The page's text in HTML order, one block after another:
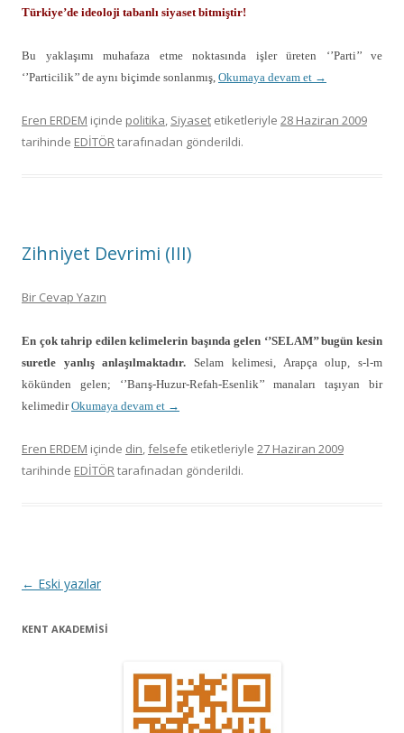
Türkiye’de ideoloji tabanlı siyaset bitmiştir!
Bu yaklaşımı muhafaza etme noktasında işler üreten ‘’Parti’’ ve
‘’Particilik’’ de aynı biçimde sonlanmış, Okumaya devam et →
Eren ERDEM içinde politika, Siyaset etiketleriyle 28 Haziran 2009
tarihinde EDİTÖRtarafınadan gönderildi.
Zihniyet Devrimi (III)
Bir Cevap Yazın
En çok tahrip edilen kelimelerin başında gelen ‘’SELAM’’ bugün kesin
suretle yanlış anlaşılmaktadır. Selam kelimesi, Arapça olup, s-l-m
kökünden gelen; ‘’Barış-Huzur-Refah-Esenlik’’ manaları taşıyan bir
kelimedirOkumaya devam et →
Eren ERDEM içinde din,felsefe etiketleriyle 27 Haziran 2009
tarihinde EDİTÖRtarafınadan gönderildi.
Y
z
← Eski yazılar
KENT AKADEMİSİ